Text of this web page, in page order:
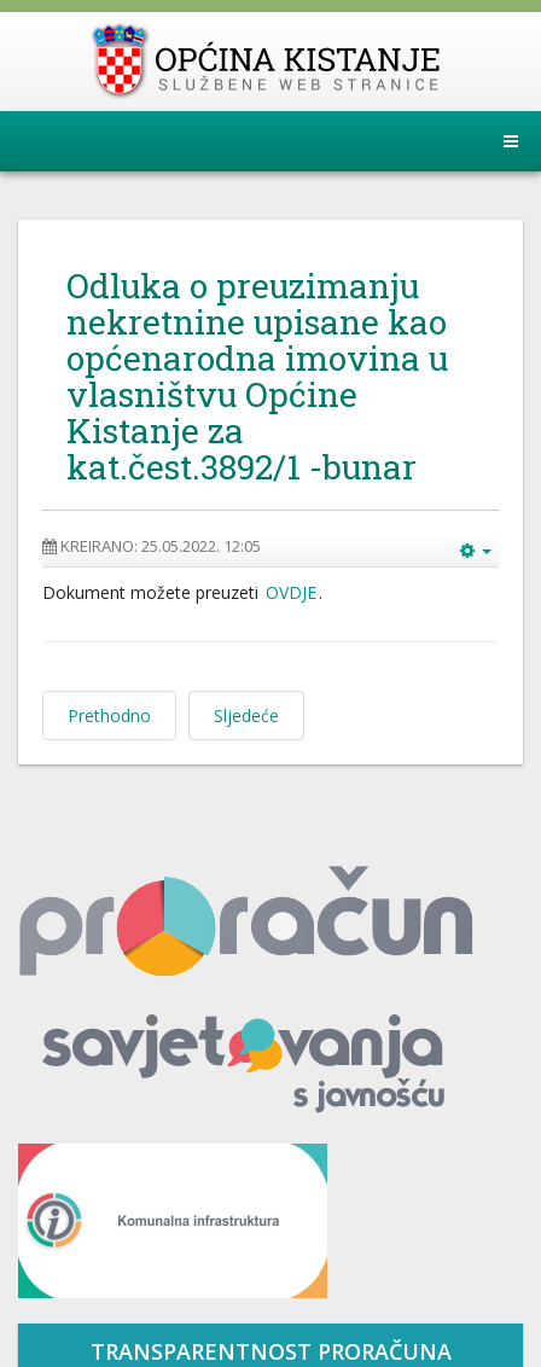
Odluka o preuzimanju
nekretnine upisane kao
općenarodna imovina u
vlasništvu Općine
Kistanje za
kat.čest.3892/1 -bunar
KREIRANO: 25.05.2022. 12:05
Dokument možete preuzeti OVDJE.
Prethodno Sljedeće
TRANSPARENTNOST PRORAČUNA